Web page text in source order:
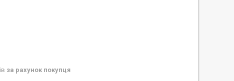
за рахунок покупця